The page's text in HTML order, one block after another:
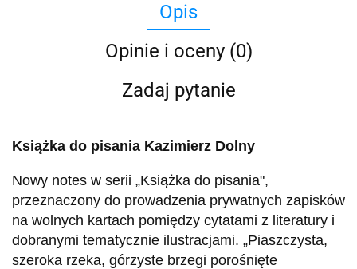
Opis
Opinie i oceny (0)
Zadaj pytanie
Książka do pisania Kazimierz Dolny
Nowy notes w serii „Książka do pisania",
przeznaczony do prowadzenia prywatnych zapisków
na wolnych kartach pomiędzy cytatami z literatury i
dobranymi tematycznie ilustracjami. „Piaszczysta,
szeroka rzeka, górzyste brzegi porośnięte